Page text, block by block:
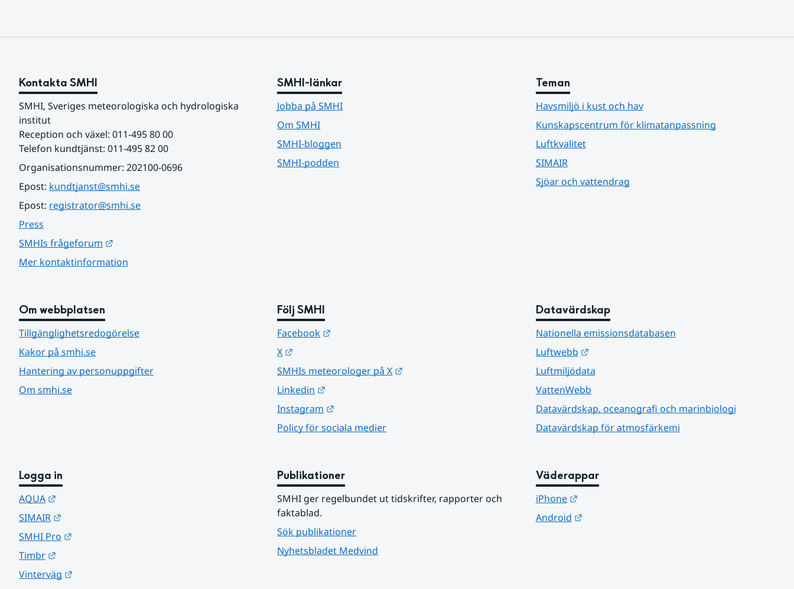
Kontakta SMHI
SMHI, Sveriges meteorologiska och hydrologiska
institut
Reception och växel: 011-495 80 00
Telefon kundtjänst: 011-495 82 00
Organisationsnummer: 202100-0696
Epost: kundtjanst@smhi.se
Epost: registrator@smhi.se
Press
SMHIs frågeforum
Mer kontaktinformation
SMHI-länkar
Jobba på SMHI
Om SMHI
SMHI-bloggen
SMHI-podden
Teman
Havsmiljö i kust och hav
Kunskapscentrum för klimatanpassning
Luftkvalitet
SIMAIR
Sjöar och vattendrag
Om webbplatsen
Tillgänglighetsredogörelse
Kakor på smhi.se
Hantering av personuppgifter
Om smhi.se
Följ SMHI
Facebook
X
SMHIs meteorologer på X
Linkedin
Instagram
Policy för sociala medier
Datavärdskap
Nationella emissionsdatabasen
Luftwebb
Länk till annan webbplats.
Luftmiljödata
VattenWebb
Datavärdskap, oceanografi och marinbiologi
Datavärdskap för atmosfärkemi
Logga in
AQUA
SIMAIR
SMHI Pro
Timbr
Vinterväg
Publikationer
SMHI ger regelbundet ut tidskrifter, rapporter och
faktablad.
Sök publikationer
Nyhetsbladet Medvind
Väderappar
iPhone
Länk till annan webbplats.
Android
Länk till annan webbplats.